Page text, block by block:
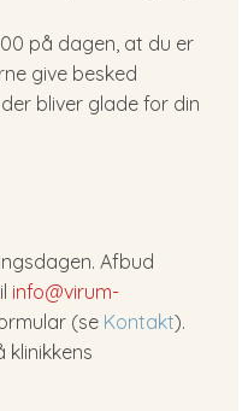
på dagen, at du er
give besked
bliver glade for din
Afbud
info@virum-
(se Kontakt).
klinikkens